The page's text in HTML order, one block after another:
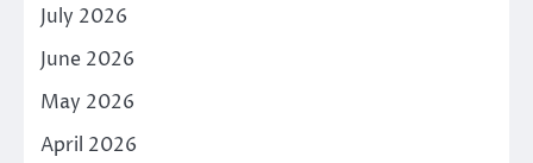
July 2026
June 2026
May 2026
April 2026